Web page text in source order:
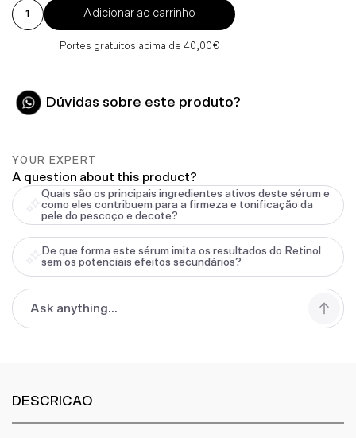
Adicionar ao carrinho
Portes gratuitos acima de 40,00€
Dúvidas sobre este produto?
YOUR EXPERT
A question about this product?
Quais são os principais ingredientes ativos deste sérum e
como eles contribuem para a firmeza e tonificação da
pele do pescoço e decote?
De que forma este sérum imita os resultados do Retinol
sem os potenciais efeitos secundários?
DESCRICAO